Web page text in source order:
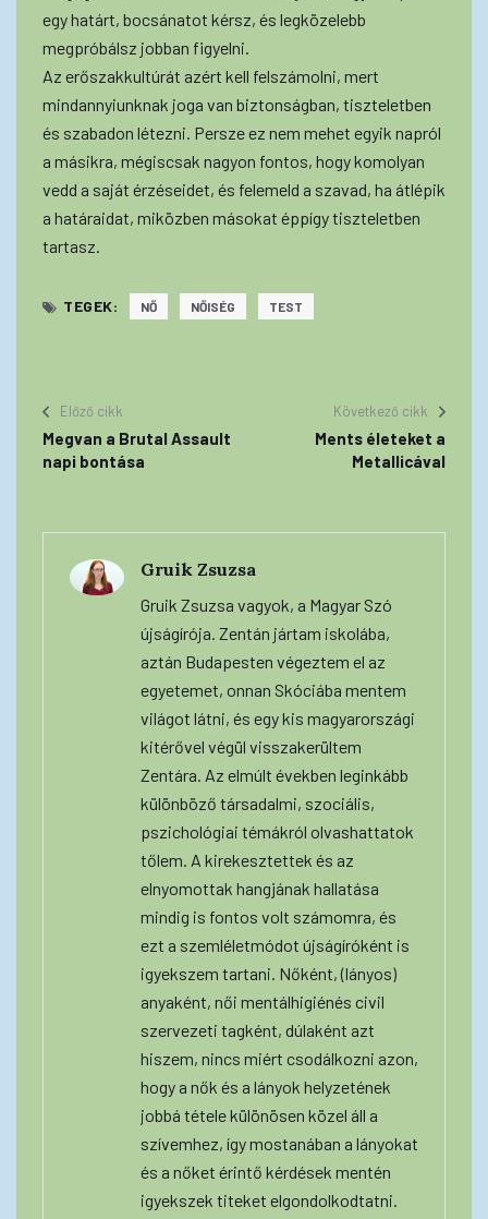
egy határt, bocsánatot kérsz, és legközelebb
megpróbálsz jobban figyelni.
Az erőszakkultúrát azért kell felszámolni, mert
mindannyiunknak joga van biztonságban, tiszteletben
és szabadon létezni. Persze ez nem mehet egyik napról
a másikra, mégiscsak nagyon fontos, hogy komolyan
vedd a saját érzéseidet, és felemeld a szavad, ha átlépik
a határaidat, miközben másokat éppígy tiszteletben
tartasz.
TEGEK: NŐ NŐISÉG TEST
Előző cikk
Megvan a Brutal Assault
napi bontása
Következő cikk
Ments életeket a
Metallicával
Gruik Zsuzsa
Gruik Zsuzsa vagyok, a Magyar Szó
újságírója. Zentán jártam iskolába,
aztán Budapesten végeztem el az
egyetemet, onnan Skóciába mentem
világot látni, és egy kis magyarországi
kitérővel végül visszakerültem
Zentára. Az elmúlt években leginkább
különböző társadalmi, szociális,
pszichológiai témákról olvashattatok
tőlem. A kirekesztettek és az
elnyomottak hangjának hallatása
mindig is fontos volt számomra, és
ezt a szemléletmódot újságíróként is
igyekszem tartani. Nőként, (lányos)
anyaként, női mentálhigiénés civil
szervezeti tagként, dúlaként azt
hiszem, nincs miért csodálkozni azon,
hogy a nők és a lányok helyzetének
jobbá tétele különösen közel áll a
szívemhez, így mostanában a lányokat
és a nőket érintő kérdések mentén
igyekszek titeket elgondolkodtatni.